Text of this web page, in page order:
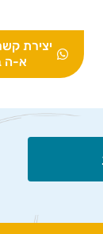
יצירת
א-ה בין